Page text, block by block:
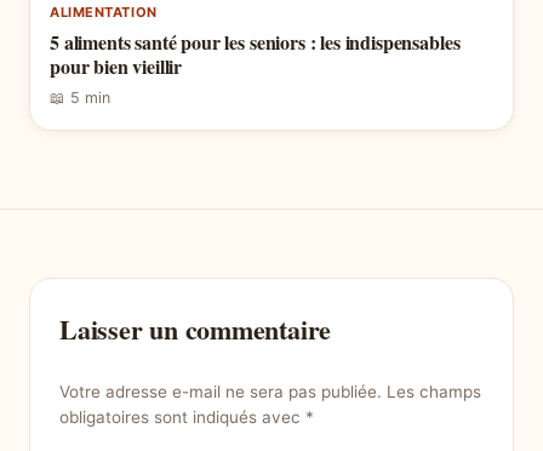
ALIMENTATION
5 aliments santé pour les seniors : les indispensables
pour bien vieillir
📖 5 min
Laisser un commentaire
Votre adresse e-mail ne sera pas publiée. Les champs
obligatoires sont indiqués avec *